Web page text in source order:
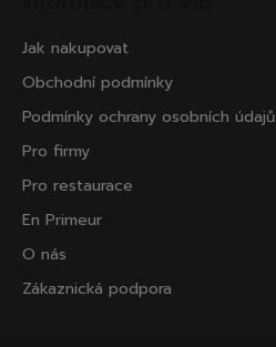
Jak nakupovat
Obchodní podmínky
Podmínky ochrany osobních údajů
Pro firmy
Pro restaurace
En Primeur
O nás
Zákaznická podpora